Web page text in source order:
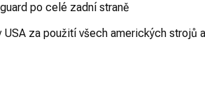
po celé zadní straně
USA za použití všech amerických strojů